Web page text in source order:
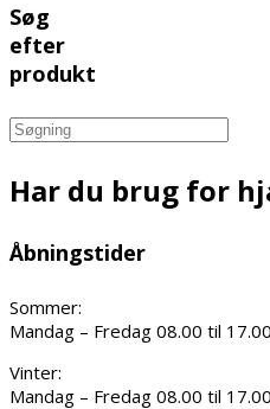
Søg
efter
produkt
Search
for:
Har du brug for
Åbningstider
Sommer:
Mandag – Fredag 08.00 til 17.00
Vinter:
Mandag – Fredag 08.00 til 17.00